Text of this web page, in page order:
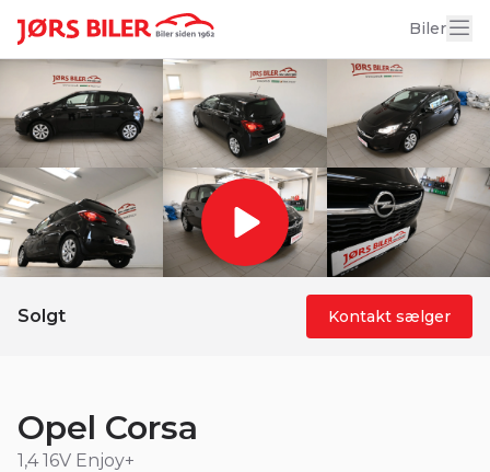
Biler
18 billeder
Solgt Kontakt sælger
Opel Corsa
1,4 16V Enjoy+